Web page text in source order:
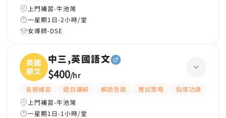
上門補習-牛池灣
一星期1日-2小時/堂
女導師-DSE
英國
語文
中三,英國語文
$400/hr
長期補習 題目講解 解題思路 應試策略 指導功課
上門補習-牛池灣
一星期1日-1小時/堂